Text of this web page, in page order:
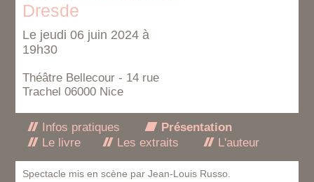
Dresde
Le jeudi 06 juin 2024 à
19h30
Théâtre Bellecour - 14 rue
Trachel 06000 Nice
Infos pratiques
Présentation
Le livre
Les extraits L'auteur
Spectacle mis en scène par Jean-Louis Russo.